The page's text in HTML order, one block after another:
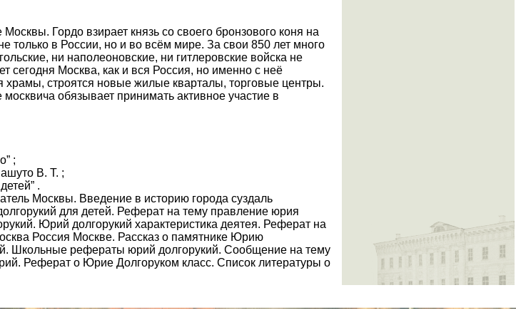
Гордо взирает князь со своего бронзового коня на
только в России, но и во всём мире. За свои 850 лет много
ни наполеоновские, ни гитлеровские войска не
сегодня Москва, как и вся Россия, но именно с неё
храмы, строятся новые жилые кварталы, торговые центры.
обязывает принимать активное участие в
;
В. Т. ;
.
Москвы. Введение в историю города суздаль
для детей. Реферат на тему правление юрия
Юрий долгорукий характеристика деятея. Реферат на
Россия Москве. Рассказ о памятнике Юрию
Школьные рефераты юрий долгорукий. Сообщение на тему
Реферат о Юрие Долгоруком класс. Список литературы о